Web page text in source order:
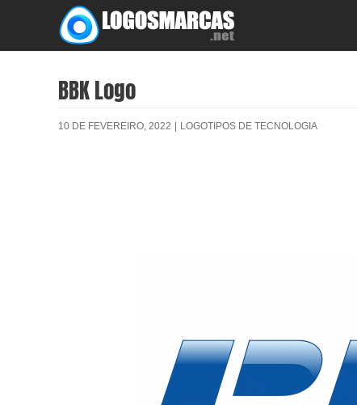
content
BBK Logo
10 DE FEVEREIRO, 2022 | LOGOTIPOS DE TECNOLOGIA